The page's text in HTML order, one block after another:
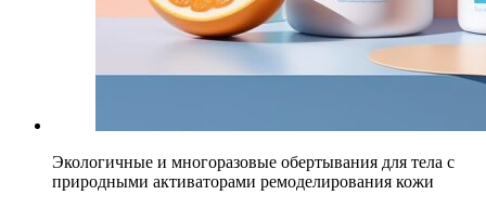
Экологичные и многоразовые обертывания для тела с
природными активаторами ремоделирования кожи